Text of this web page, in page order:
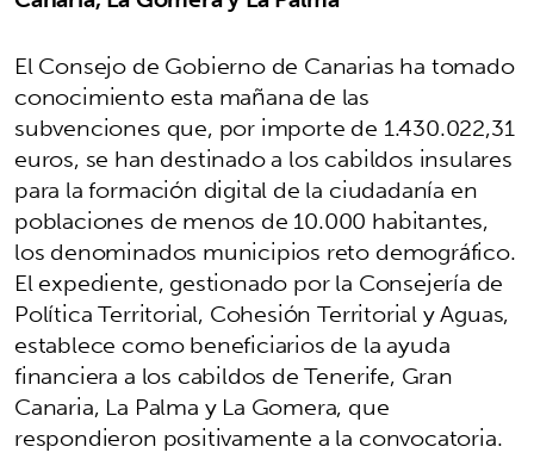
El Consejo de Gobierno de Canarias ha tomado
conocimiento esta mañana de las
subvenciones que, por importe de 1.430.022,31
euros, se han destinado a los cabildos insulares
para la formación digital de la ciudadanía en
poblaciones de menos de 10.000 habitantes,
los denominados municipios reto demográfico.
El expediente, gestionado por la Consejería de
Política Territorial, Cohesión Territorial y Aguas,
establece como beneficiarios de la ayuda
financiera a los cabildos de Tenerife, Gran
Canaria, La Palma y La Gomera, que
respondieron positivamente a la convocatoria.